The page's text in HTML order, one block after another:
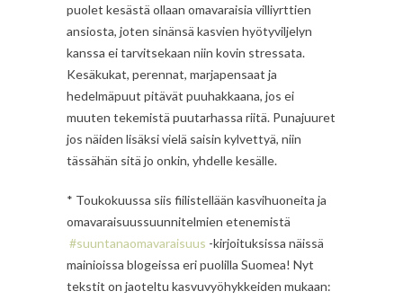
puolet kesästä ollaan omavaraisia villiyrttien
ansiosta, joten sinänsä kasvien hyötyviljelyn
kanssa ei tarvitsekaan niin kovin stressata.
Kesäkukat, perennat, marjapensaat ja
hedelmäpuut pitävät puuhakkaana, jos ei
muuten tekemistä puutarhassa riitä. Punajuuret
jos näiden lisäksi vielä saisin kylvettyä, niin
tässähän sitä jo onkin, yhdelle kesälle.
* Toukokuussa siis fiilistellään kasvihuoneita ja
omavaraisuussuunnitelmien etenemistä
#suuntanaomavaraisuus -kirjoituksissa näissä
mainioissa blogeissa eri puolilla Suomea! Nyt
tekstit on jaoteltu kasvuvyöhykkeiden mukaan: